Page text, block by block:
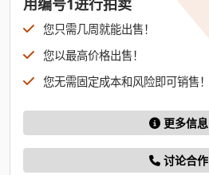
用编号1进行拍卖
您只需几周就能出售！
您以最高价格出售！
您无需固定成本和风险即可销售！
更多信息
讨论合作